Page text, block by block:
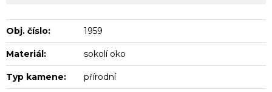
Obj. číslo: 1959
Materiál: sokolí oko
Typ kamene: přírodní